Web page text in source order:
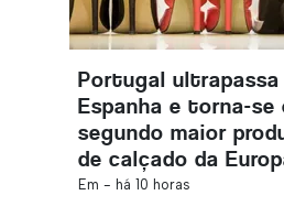
Portugal ultrapassa
Espanha e torna-se
segundo maior
de calçado da
Em - há 10 horas